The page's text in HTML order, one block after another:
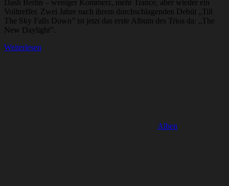
Dash Berlin – weniger Kommerz, mehr Trance, aber wieder ein
Volltreffer. Zwei Jahre nach ihrem durchschlagenden Debüt „Till
The Sky Falls Down” ist jetzt das erste Album des Trios da: „The
New Daylight”.
Weiterlesen
Alben